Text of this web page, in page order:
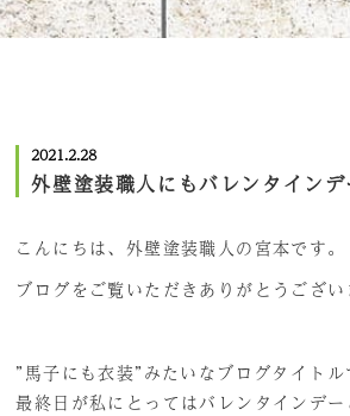
2021.2.28
外壁塗装職人にもバレンタインデ
こんにちは、外壁塗装職人の宮本です。
ブログをご覧いただきありがとうござい
”馬子にも衣装”みたいなブログタイト
最終日が私にとってはバレンタインデー